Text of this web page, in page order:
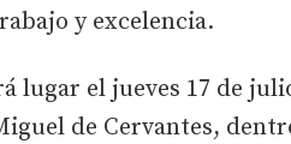
y excelencia.
lugar el jueves 17 de
de Cervantes,